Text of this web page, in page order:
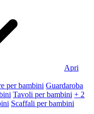
Apri
per bambini Guardaroba
Tavoli per bambini + 2
Scaffali per bambini